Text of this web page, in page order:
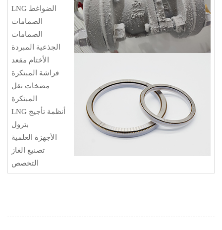
LNG الضواغط
الصمامات
الصمامات
الجذعية المبردة
الأختام مقعد
فراشة المبتكرة
مضخات نقل
المبتكرة
LNG أنظمة تأجيج
بترول
الأجهزة العلمية
تصنيع الغاز
التخصص